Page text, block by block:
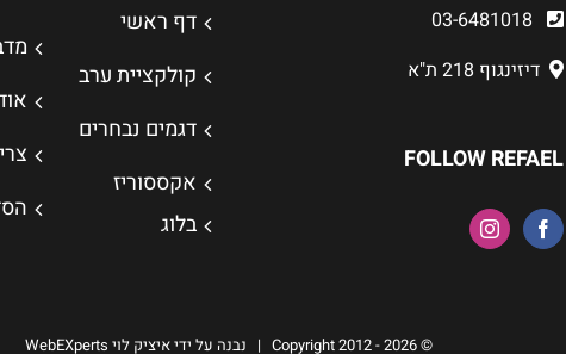
03-6481018
דיזינגוף 218 ת"א
FOLLOW REFAEL
דף ראשי
קולקציית ערב
דגמים נבחרים
אקססוריז
בלוג
© Copyright 2012 -2026 | נבנה על ידי איציק לוי WebEXperts